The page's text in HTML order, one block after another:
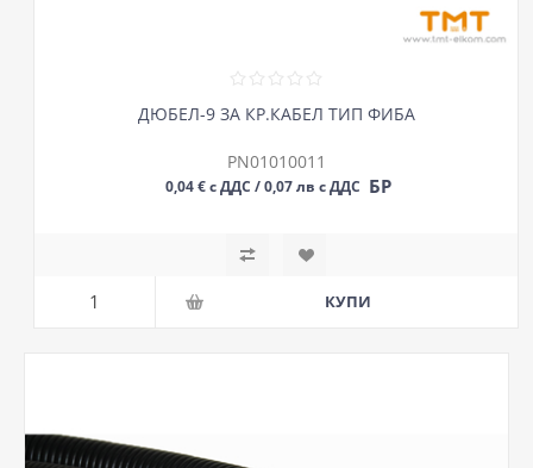
ДЮБЕЛ-9 ЗА КР.КАБЕЛ ТИП ФИБА
PN01010011
0,04 € с ДДС / 0,07 лв с ДДС БР